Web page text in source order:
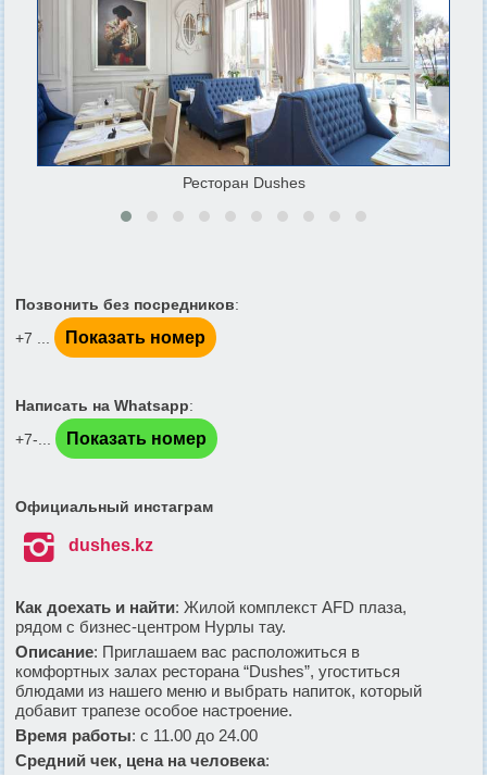
Ресторан Dushes
Позвонить без посредников:
+7 ...
Показать номер
Написать на Whatsapp:
+7-...
Показать номер
Официальный инстаграм
 dushes.kz
Как доехать и найти: Жилой комплекст AFD плаза,
рядом с бизнес-центром Нурлы тау.
Описание: Приглашаем вас расположиться в
комфортных залах ресторана “Dushes”, угоститься
блюдами из нашего меню и выбрать напиток, который
добавит трапезе особое настроение.
Время работы: с 11.00 до 24.00
Средний чек, цена на человека: